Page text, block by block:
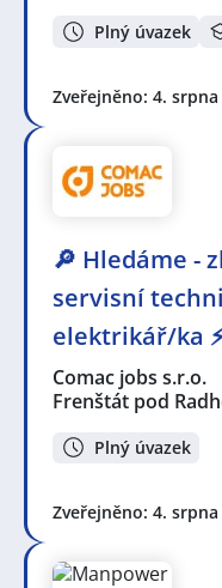
Plný úvazek
Zveřejněno: 4. srpna
🔎 Hledáme -
servisní
elektrikář/ka
Comac jobs s.r.o.
Frenštát pod
Plný úvazek
Zveřejněno: 4. srpna